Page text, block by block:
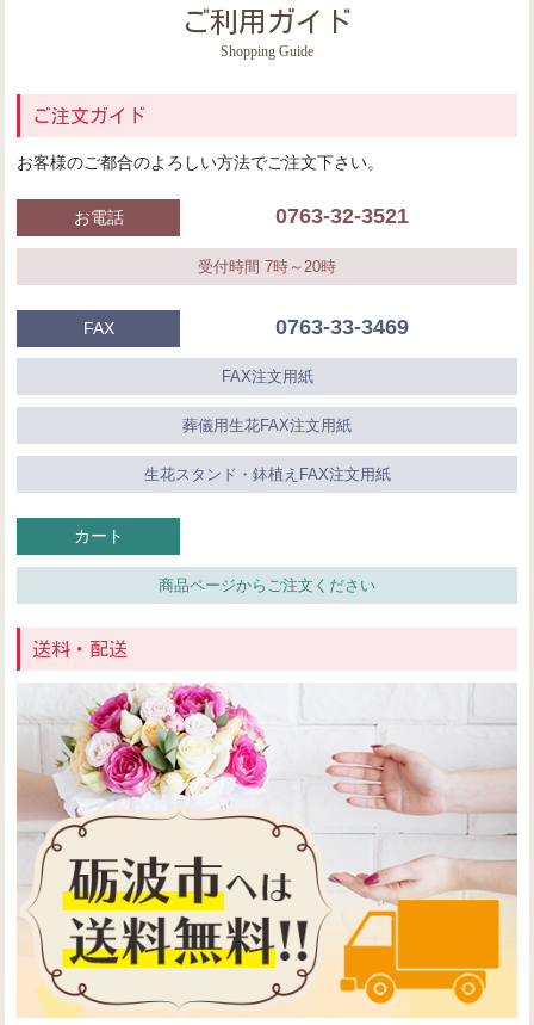
ご利用ガイド
Shopping Guide
ご注文ガイド
お客様のご都合のよろしい方法でご注文下さい。
お電話 0763-32-3521
受付時間 7時～20時
FAX 0763-33-3469
FAX注文用紙
葬儀用生花FAX注文用紙
生花スタンド・鉢植えFAX注文用紙
カート
商品ページからご注文ください
送料・配送